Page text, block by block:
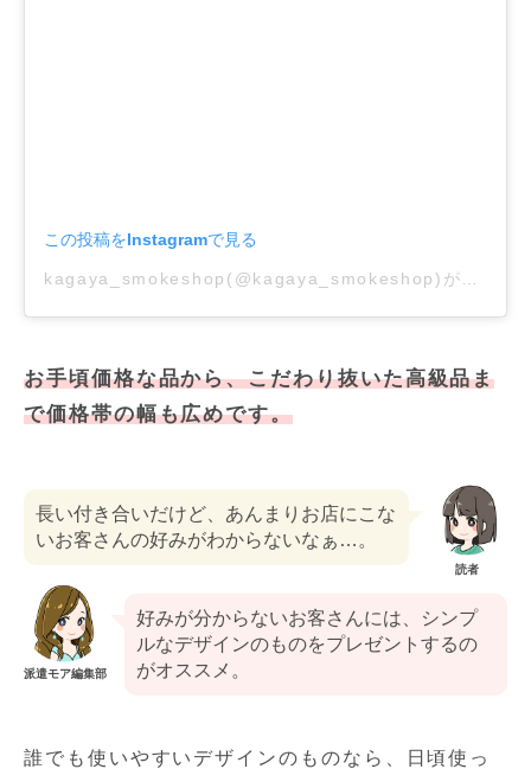
この投稿をInstagramで見る
お手頃価格な品から、こだわり抜いた高級品ま
で価格帯の幅も広めです。
長い付き合いだけど、あんまりお店にこな
いお客さんの好みがわからないなぁ…。
読者
派遣モア編集部
好みが分からないお客さんには、シンプ
ルなデザインのものをプレゼントするの
がオススメ。
誰でも使いやすいデザインのものなら、日頃使っ